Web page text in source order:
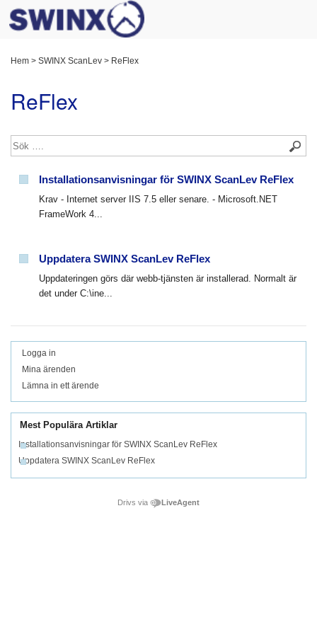
Hem > SWINX ScanLev > ReFlex
ReFlex
Installationsanvisningar för SWINX ScanLev ReFlex
Krav - Internet server IIS 7.5 eller senare. - Microsoft.NET
FrameWork 4...
Uppdatera SWINX ScanLev ReFlex
Uppdateringen görs där webb-tjänsten är installerad. Normalt är
det under C:\ine...
Logga in
Mina ärenden
Lämna in ett ärende
Mest Populära Artiklar
Installationsanvisningar för SWINX ScanLev ReFlex
Uppdatera SWINX ScanLev ReFlex
Drivs via LiveAgent